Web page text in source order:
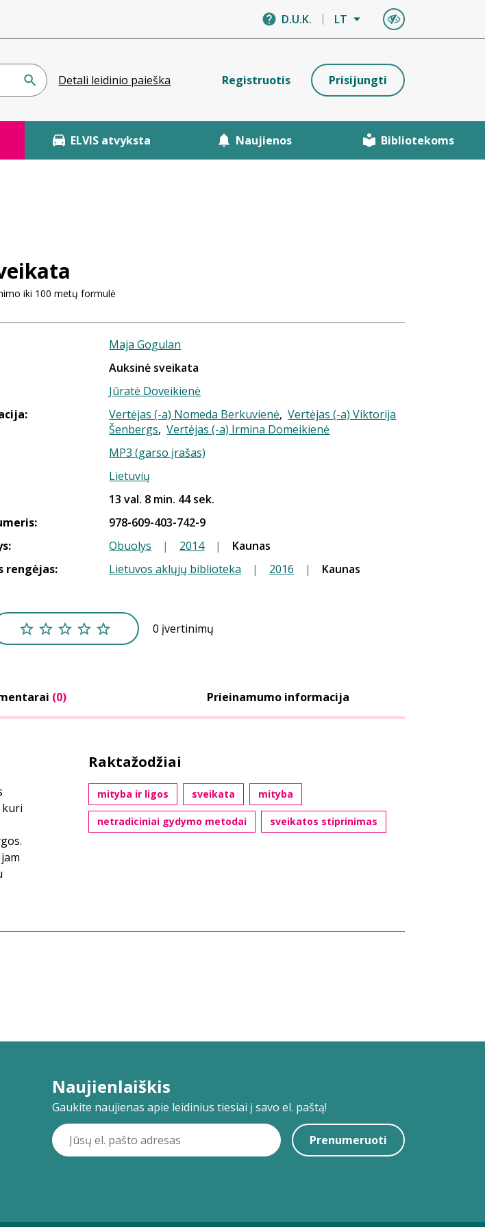
D.U.K. LT
Detali leidinio paieška Registruotis Prisijungti
ELVIS atvyksta Naujienos Bibliotekoms
iki 100 metų formulė
Maja Gogulan
Auksinė sveikata
Jūratė Doveikienė
Vertėjas (-a) Nomeda Berkuvienė,Vertėjas (-a) Viktorija
Šenbergs,Vertėjas (-a) Irmina Domeikienė
MP3 (garso įrašas)
Lietuvių
13 val. 8 min. 44 sek.
978-609-403-742-9
Obuolys | 2014 |
Kaunas
rengėjas:
Lietuvos aklųjų biblioteka | 2016 | Kaunas
0 įvertinimų
(0) Prieinamumo informacija
kuri
Raktažodžiai
mityba ir ligos sveikata mityba
netradiciniai gydymo metodai sveikatos stiprinimas
Naujienlaiškis
Gaukite naujienas apie leidinius tiesiai į savo el. paštą!
Prenumeruoti